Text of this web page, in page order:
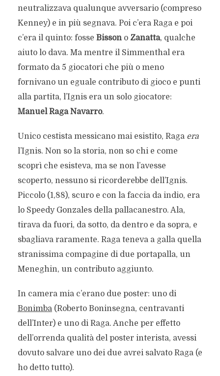
neutralizzava qualunque avversario (compreso
Kenney) e in più segnava. Poi c’era Raga e poi
c’era il quinto: fosse Bissono Zanatta, qualche
aiuto lo dava. Ma mentre il Simmenthal era
formato da 5 giocatori che più o meno
fornivano un eguale contributo di gioco e punti
alla partita, l’Ignis era un solo giocatore:
Manuel Raga Navarro.
Unico cestista messicano mai esistito, Raga era
l’Ignis. Non so la storia, non so chi e come
scoprì che esisteva, ma se non l’avesse
scoperto, nessuno si ricorderebbe dell’Ignis.
Piccolo (1,88), scuro e con la faccia da indio, era
lo Speedy Gonzales della pallacanestro. Ala,
tirava da fuori, da sotto, da dentro e da sopra, e
sbagliava raramente. Raga teneva a galla quella
stranissima compagine di due portapalla, un
Meneghin, un contributo aggiunto.
In camera mia c’erano due poster: uno di
Bonimba(Roberto Boninsegna, centravanti
dell’Inter) e uno di Raga. Anche per effetto
dell’orrenda qualità del poster interista, avessi
dovuto salvare uno dei due avrei salvato Raga (e
ho detto tutto).